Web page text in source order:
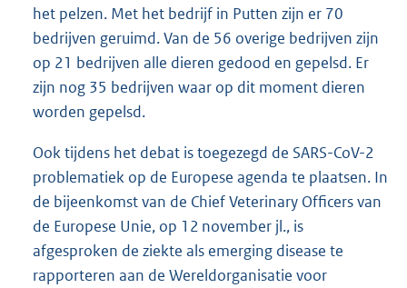
het pelzen. Met het bedrijf in Putten zijn er 70
bedrijven geruimd. Van de 56 overige bedrijven zijn
op 21 bedrijven alle dieren gedood en gepelsd. Er
zijn nog 35 bedrijven waar op dit moment dieren
worden gepelsd.
Ook tijdens het debat is toegezegd de SARS-CoV-2
problematiek op de Europese agenda te plaatsen. In
de bijeenkomst van de Chief Veterinary Officers van
de Europese Unie, op 12 november jl., is
afgesproken de ziekte als emerging disease te
rapporteren aan de Wereldorganisatie voor